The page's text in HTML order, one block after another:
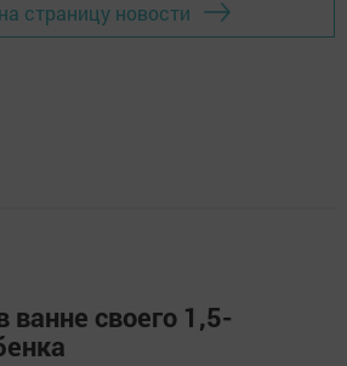
страницу новости
ванне своего 1,5-